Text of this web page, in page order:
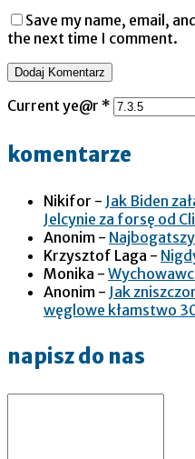
Save my name, email,
the next time I comment.
Current ye@r *
komentarze
Nikifor - Jak Biden
Jelcynie za forsę od
Anonim -
Krzysztof Laga -
Monika -
Anonim - Jak
węglowe kłamstwo
napisz do nas